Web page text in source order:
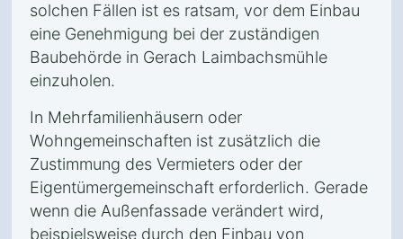
solchen Fällen ist es ratsam, vor dem Einbau
eine Genehmigung bei der zuständigen
Baubehörde in Gerach Laimbachsmühle
einzuholen.
In Mehrfamilienhäusern oder
Wohngemeinschaften ist zusätzlich die
Zustimmung des Vermieters oder der
Eigentümergemeinschaft erforderlich. Gerade
wenn die Außenfassade verändert wird,
beispielsweise durch den Einbau von